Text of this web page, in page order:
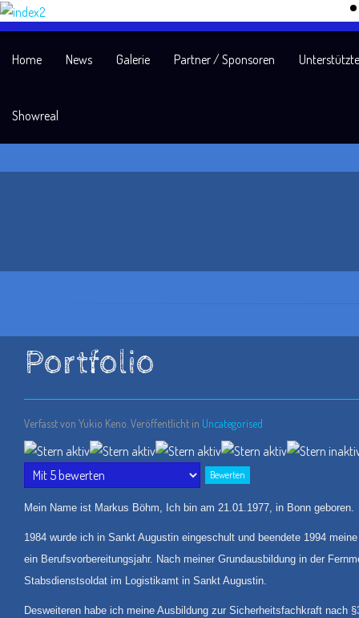
Home News Galerie Partner / Sponsoren
Showreal
Portfolio
Verfasst von Yukio Keno. Veröffentlicht in Uncategorised
Bewertung:4/5
Bitte
Mein Name ist Markus Böhm, Ich bin am 21.01.1977, in Bonn geboren.
1984 wurde ich in Sankt Augustin eingeschult und beendete 1994
ein Berufsvorbereitungsjahr. Nach meiner Grundausbildung in der
Stabsdienstsoldat im Logistikamt in Sankt Augustin.
Desweiteren habe ich meine Ausbildung zur Sicherheitsfachkraft nach